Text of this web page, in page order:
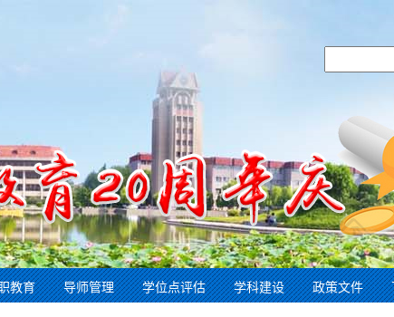
教育 导师管理 学位点评估 学科建设 政策文件